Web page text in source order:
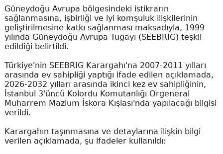
Güneydoğu Avrupa bölgesindeki istikrarın
sağlanmasına, işbirliği ve iyi komşuluk ilişkilerinin
geliştirilmesine katkı sağlanması maksadıyla, 1999
yılında Güneydoğu Avrupa Tugayı (SEEBRIG) teşkil
edildiği belirtildi.
Türkiye'nin SEEBRIG Karargahı'na 2007-2011 yılları
arasında ev sahipliği yaptığı ifade edilen açıklamada,
2026-2032 yılları arasında ikinci kez ev sahipliğinin,
İstanbul 3'üncü Kolordu Komutanlığı Orgeneral
Muharrem Mazlum İskora Kışlası'nda yapılacağı bilgisi
verildi.
Karargahın taşınmasına ve detaylarına ilişkin bilgi
verilen açıklamada, şu ifadeler kullanıldı: